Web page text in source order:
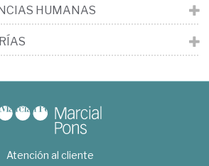
HUMANAS
Atención al cliente